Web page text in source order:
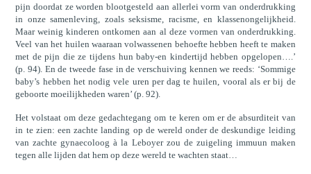
pijn doordat ze worden blootgesteld aan allerlei vorm van onderdrukking
in onze samenleving, zoals seksisme, racisme, en klassenongelijkheid.
Maar weinig kinderen ontkomen aan al deze vormen van onderdrukking.
Veel van het huilen waaraan volwassenen behoefte hebben heeft te maken
met de pijn die ze tijdens hun baby-en kindertijd hebben opgelopen….’
(p. 94). En de tweede fase in de verschuiving kennen we reeds: ‘Sommige
baby’s hebben het nodig vele uren per dag te huilen, vooral als er bij de
geboorte moeilijkheden waren’ (p. 92).
Het volstaat om deze gedachtegang om te keren om er de absurditeit van
in te zien: een zachte landing op de wereld onder de deskundige leiding
van zachte gynaecoloog à la Leboyer zou de zuigeling immuun maken
tegen alle lijden dat hem op deze wereld te wachten staat…